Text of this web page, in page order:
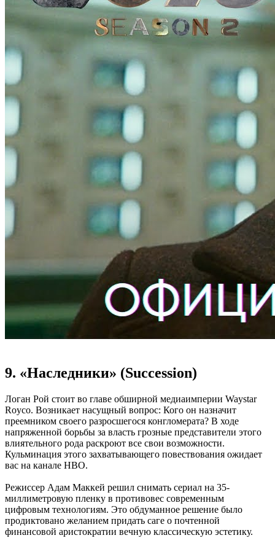
9. «Наследники» (Succession)
Логан Рой стоит во главе обширной медиаимперии Waystar
Royco. Возникает насущный вопрос: Кого он назначит
преемником своего разросшегося конгломерата? В ходе
напряженной борьбы за власть грозные представители этого
влиятельного рода раскроют все свои возможности.
Кульминация этого захватывающего повествования ожидает
вас на канале HBO.
Режиссер Адам Маккей решил снимать сериал на 35-
миллиметровую пленку в противовес современным
цифровым технологиям. Это обдуманное решение было
продиктовано желанием придать саге о почтенной
финансовой аристократии вечную классическую эстетику.